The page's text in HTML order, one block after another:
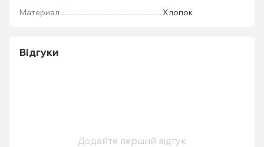
Материал Хлопок
Відгуки
Додайте перший відгук